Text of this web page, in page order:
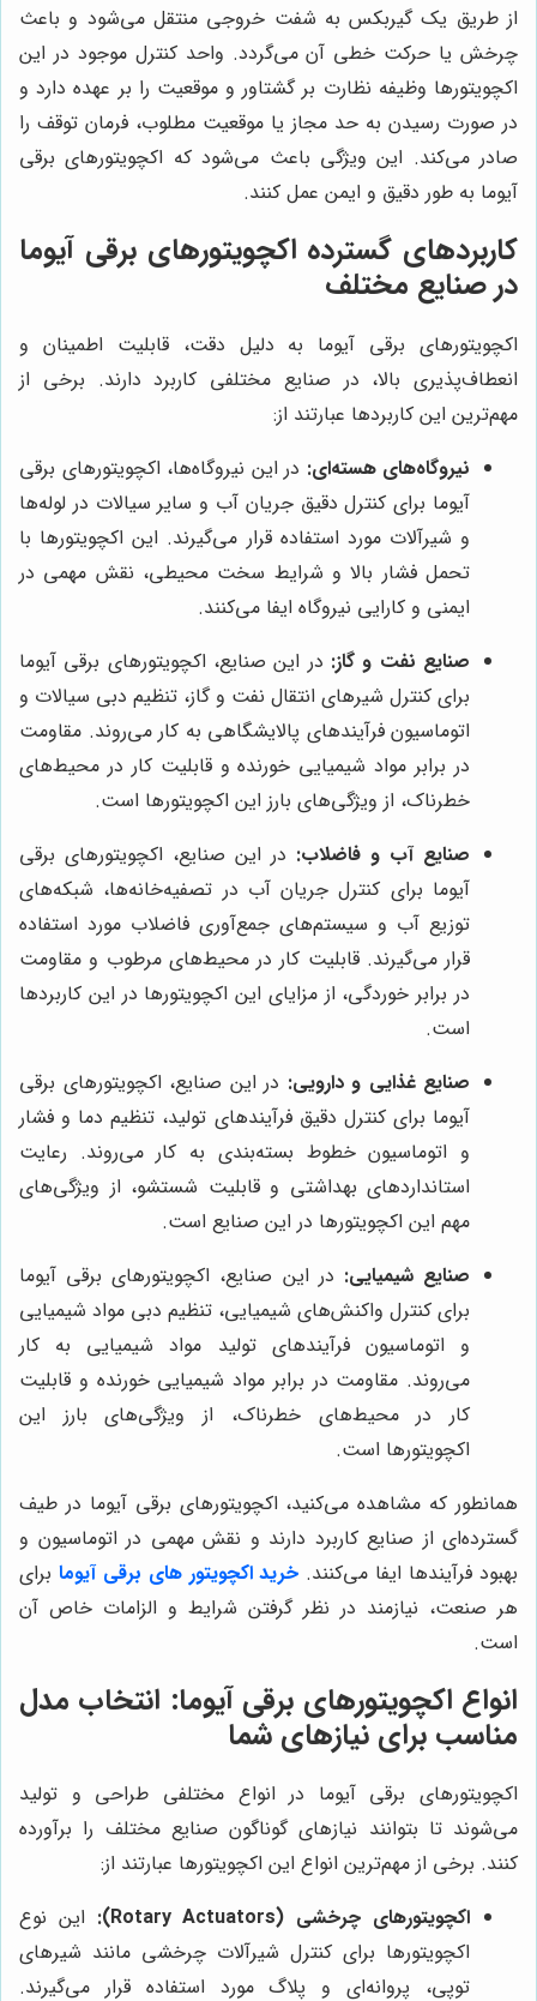
از طریق یک گیربکس به شفت خروجی منتقل می‌شود و باعث
چرخش یا حرکت خطی آن می‌گردد. واحد کنترل موجود در این
اکچویتورها وظیفه نظارت بر گشتاور و موقعیت را بر عهده دارد و
در صورت رسیدن به حد مجاز یا موقعیت مطلوب، فرمان توقف را
صادر می‌کند. این ویژگی باعث می‌شود که اکچویتورهای برقی
آیوما به طور دقیق و ایمن عمل کنند.
کاربردهای گسترده اکچویتورهای برقی آیوما
در صنایع مختلف
اکچویتورهای برقی آیوما به دلیل دقت، قابلیت اطمینان و
انعطاف‌پذیری بالا، در صنایع مختلفی کاربرد دارند. برخی از
مهم‌ترین این کاربردها عبارتند از:
نیروگاه‌های هسته‌ای: در این نیروگاه‌ها، اکچویتورهای برقی
آیوما برای کنترل دقیق جریان آب و سایر سیالات در لوله‌ها
و شیرآلات مورد استفاده قرار می‌گیرند. این اکچویتورها با
تحمل فشار بالا و شرایط سخت محیطی، نقش مهمی در
ایمنی و کارایی نیروگاه ایفا می‌کنند.
صنایع نفت و گاز: در این صنایع، اکچویتورهای برقی آیوما
برای کنترل شیرهای انتقال نفت و گاز، تنظیم دبی سیالات و
اتوماسیون فرآیندهای پالایشگاهی به کار می‌روند. مقاومت
در برابر مواد شیمیایی خورنده و قابلیت کار در محیط‌های
خطرناک، از ویژگی‌های بارز این اکچویتورها است.
صنایع آب و فاضلاب: در این صنایع، اکچویتورهای برقی
آیوما برای کنترل جریان آب در تصفیه‌خانه‌ها، شبکه‌های
توزیع آب و سیستم‌های جمع‌آوری فاضلاب مورد استفاده
قرار می‌گیرند. قابلیت کار در محیط‌های مرطوب و مقاومت
در برابر خوردگی، از مزایای این اکچویتورها در این کاربردها
است.
صنایع غذایی و دارویی: در این صنایع، اکچویتورهای برقی
آیوما برای کنترل دقیق فرآیندهای تولید، تنظیم دما و فشار
و اتوماسیون خطوط بسته‌بندی به کار می‌روند. رعایت
استانداردهای بهداشتی و قابلیت شستشو، از ویژگی‌های
مهم این اکچویتورها در این صنایع است.
صنایع شیمیایی: در این صنایع، اکچویتورهای برقی آیوما
برای کنترل واکنش‌های شیمیایی، تنظیم دبی مواد شیمیایی
و اتوماسیون فرآیندهای تولید مواد شیمیایی به کار
می‌روند. مقاومت در برابر مواد شیمیایی خورنده و قابلیت
کار در محیط‌های خطرناک، از ویژگی‌های بارز این
اکچویتورها است.
همانطور که مشاهده می‌کنید، اکچویتورهای برقی آیوما در طیف
گسترده‌ای از صنایع کاربرد دارند و نقش مهمی در اتوماسیون و
بهبود فرآیندها ایفا می‌کنند. خرید اکچویتور های برقی آیوما برای
هر صنعت، نیازمند در نظر گرفتن شرایط و الزامات خاص آن
است.
انواع اکچویتورهای برقی آیوما: انتخاب مدل
مناسب برای نیازهای شما
اکچویتورهای برقی آیوما در انواع مختلفی طراحی و تولید
می‌شوند تا بتوانند نیازهای گوناگون صنایع مختلف را برآورده
کنند. برخی از مهم‌ترین انواع این اکچویتورها عبارتند از:
اکچویتورهای چرخشی (Rotary Actuators):
این نوع
اکچویتورها برای کنترل شیرآلات چرخشی مانند شیرهای
توپی، پروانه‌ای و پلاگ مورد استفاده قرار می‌گیرند.